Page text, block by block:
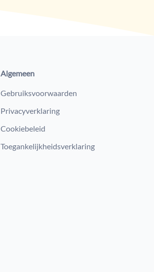
Algemeen
Gebruiksvoorwaarden
Privacyverklaring
Cookiebeleid
Toegankelijkheidsverklaring